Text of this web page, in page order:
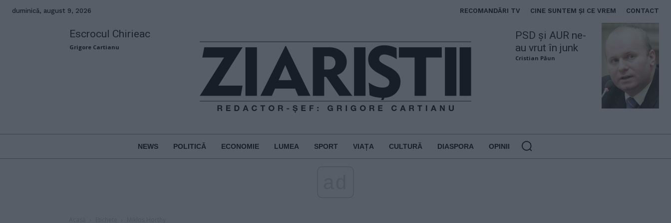
duminică, august 9, 2026 RECOMANDĂRI TV CINE SUNTEM ȘI CE VREM CONTACT
Escrocul Chirieac
Grigore Cartianu
PSD și AUR ne-
au vrut în junk
Cristian Păun
NEWS POLITICĂ ECONOMIE LUMEA SPORT VIAȚA CULTURĂ DIASPORA OPINII